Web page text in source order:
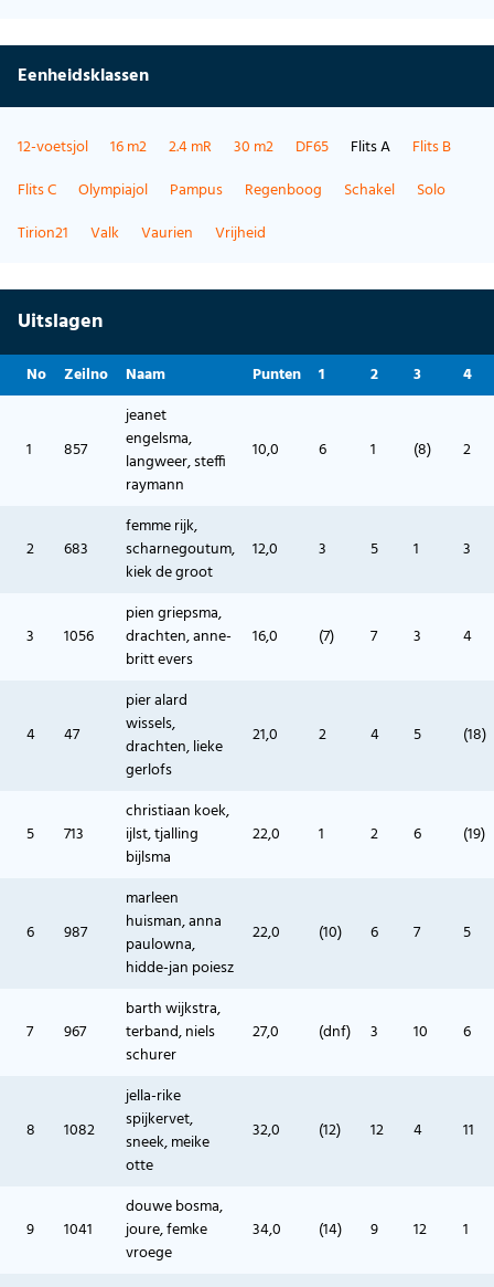
Eenheidsklassen
12-voetsjol 16 m2 2.4 mR 30 m2 DF65 Flits A
Flits B
Flits C
Olympiajol Pampus Regenboog Schakel
Solo
Tirion21
Valk Vaurien Vrijheid
Uitslagen
No Zeilno Naam Punten 1 2 3 4
1 857
jeanet
engelsma,
langweer, steffi
raymann
10,0 6 1 (8) 2
2 683
femme rijk,
scharnegoutum,
kiek de groot
12,0 3 5 1 3
3 1056
pien griepsma,
drachten, anne-
britt evers
16,0 (7) 7 3 4
4 47
pier alard
wissels,
drachten, lieke
gerlofs
21,0 2 4 5 (18)
5 713
christiaan koek,
ijlst, tjalling
bijlsma
22,0 1 2 6 (19)
6 987
marleen
huisman, anna
paulowna,
hidde-jan poiesz
22,0 (10) 6 7 5
7 967
barth wijkstra,
terband, niels
schurer
27,0 (dnf) 3 10 6
8 1082
jella-rike
spijkervet,
sneek, meike
otte
32,0 (12) 12 4 11
9 1041
douwe bosma,
joure, femke
vroege
34,0 (14) 9 12 1